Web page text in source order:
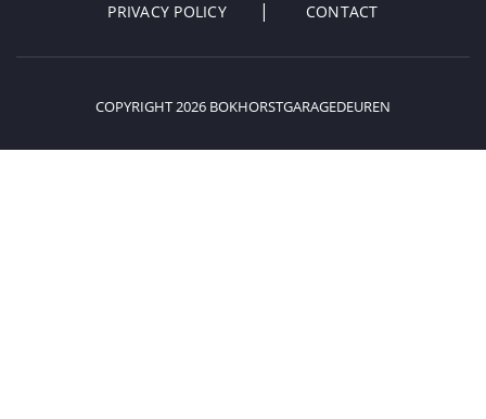
PRIVACY POLICY CONTACT
COPYRIGHT 2026 BOKHORSTGARAGEDEUREN